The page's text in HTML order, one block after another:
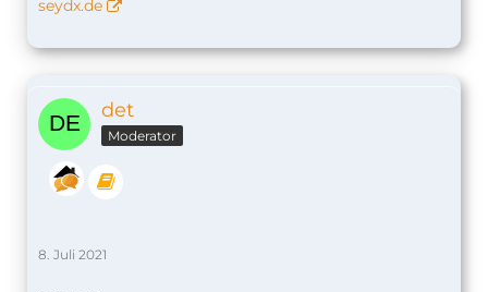
seydx.de
det
Moderator
8. Juli 2021